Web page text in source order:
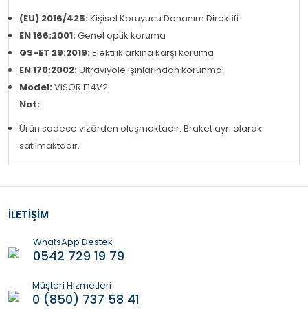
(EU) 2016/425: Kişisel Koruyucu Donanım Direktifi
EN 166:2001: Genel optik koruma
GS-ET 29:2019: Elektrik arkına karşı koruma
EN 170:2002: Ultraviyole ışınlarından korunma
Model: VISOR F14V2
Not:
Ürün sadece vizörden oluşmaktadır. Braket ayrı olarak
satılmaktadır.
İLETİŞİM
WhatsApp Destek
0542 729 19 79
Müşteri Hizmetleri
0 (850) 737 58 41